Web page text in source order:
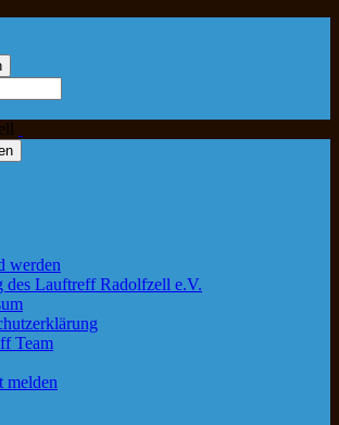
werden
des Lauftreff Radolfzell e.V.
Team
melden